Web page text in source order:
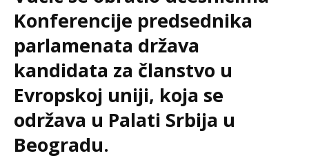
Konferencije predsednika
parlamenata država
kandidata za članstvo u
Evropskoj uniji, koja se
održava u Palati Srbija u
Beogradu.